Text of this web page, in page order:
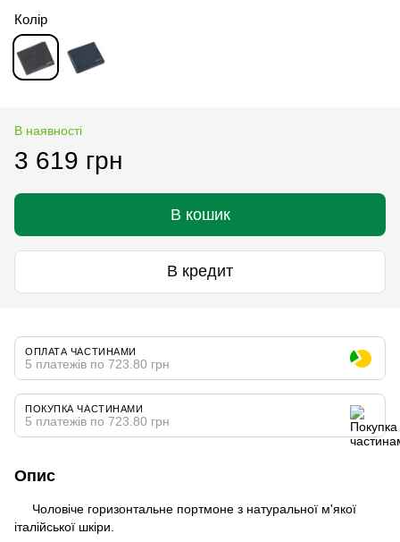
Колір
В наявності
3 619 грн
В кошик
В кредит
ОПЛАТА ЧАСТИНАМИ
5 платежів по 723.80 грн
ПОКУПКА ЧАСТИНАМИ
5 платежів по 723.80 грн
Опис
Чоловіче горизонтальне портмоне з натуральної м'якої
італійської шкіри.